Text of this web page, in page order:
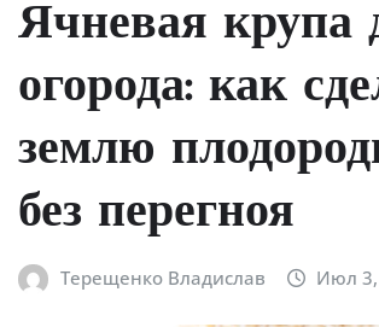
Ячневая крупа
огорода: как
землю
без перегноя
Терещенко Владислав Июл 3,